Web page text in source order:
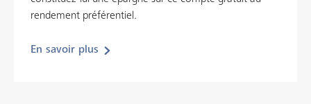
rendement préférentiel.
En savoir plus